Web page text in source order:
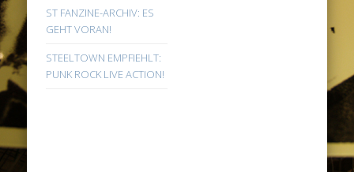
ST FANZINE-ARCHIV: ES
GEHT VORAN!
STEELTOWN EMPFIEHLT:
PUNK ROCK LIVE ACTION!